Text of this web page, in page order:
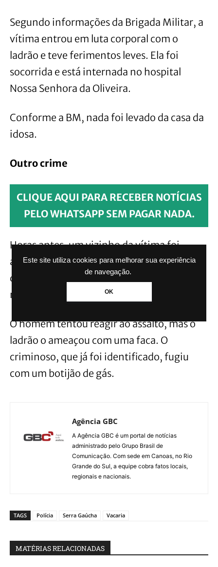
Este site utiliza cookies para melhorar sua experiência
de navegação.
OK
Segundo informações da Brigada Militar, a
vítima entrou em luta corporal com o
ladrão e teve ferimentos leves. Ela foi
socorrida e está internada no hospital
Nossa Senhora da Oliveira.
Conforme a BM, nada foi levado da casa da
idosa.
Outro crime
CLIQUE AQUI PARA RECEBER NOTÍCIAS
PELO WHATSAPP SEM PAGAR NADA.
Horas antes, um vizinho da vítima foi
assaltado. Ele acordou com um barulho
dentro de casa e se deparou com um ladrão
na cozinha.
O homem tentou reagir ao assalto, mas o
ladrão o ameaçou com uma faca. O
criminoso, que já foi identificado, fugiu
com um botijão de gás.
Agência GBC
A Agência GBC é um portal de notícias
administrado pelo Grupo Brasil de
Comunicação. Com sede em Canoas, no Rio
Grande do Sul, a equipe cobra fatos locais,
regionais e nacionais.
TAGS Polícia Serra Gaúcha Vacaria
MATÉRIAS RELACIONADAS